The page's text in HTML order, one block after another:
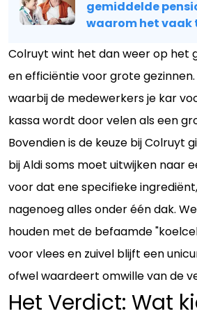
gemiddelde
waarom het
Colruyt wint het dan weer op het
en efficiëntie voor grote
waarbij de medewerkers je kar
kassa wordt door velen als een
Bovendien is de keuze bij Colruyt
bij Aldi soms moet uitwijken naar
voor dat ene specifieke
nagenoeg alles onder één dak.
houden met de befaamde
voor vlees en zuivel blijft een
ofwel waardeert omwille van de
Het Verdict: Wat